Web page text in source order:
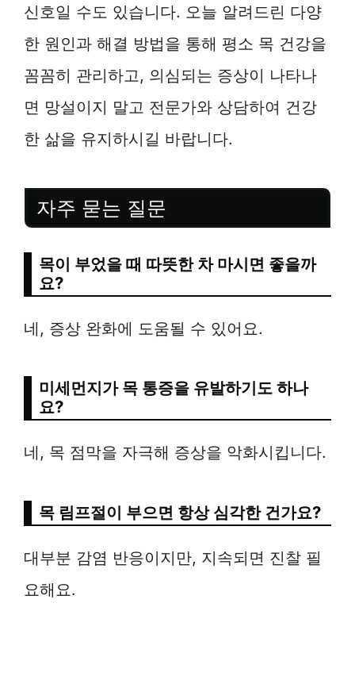
신호일 수도 있습니다. 오늘 알려드린 다양
한 원인과 해결 방법을 통해 평소 목 건강을
꼼꼼히 관리하고, 의심되는 증상이 나타나
면 망설이지 말고 전문가와 상담하여 건강
한 삶을 유지하시길 바랍니다.
자주 묻는 질문
목이 부었을 때 따뜻한 차 마시면 좋을까
요?
네, 증상 완화에 도움될 수 있어요.
미세먼지가 목 통증을 유발하기도 하나
요?
네, 목 점막을 자극해 증상을 악화시킵니다.
목 림프절이 부으면 항상 심각한 건가요?
대부분 감염 반응이지만, 지속되면 진찰 필
요해요.